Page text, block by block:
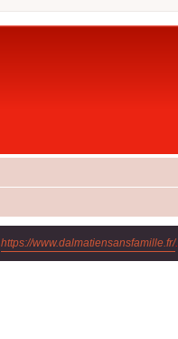
https://www.dalmatiensansfamille.fr/.